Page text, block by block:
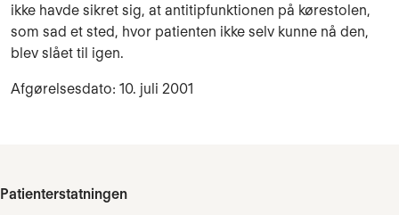
ikke havde sikret sig, at antitipfunktionen på kørestolen,
som sad et sted, hvor patienten ikke selv kunne nå den,
blev slået til igen.
Afgørelsesdato: 10. juli 2001
Patienterstatningen